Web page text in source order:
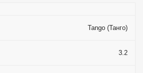
Tango (Танго)
3.2